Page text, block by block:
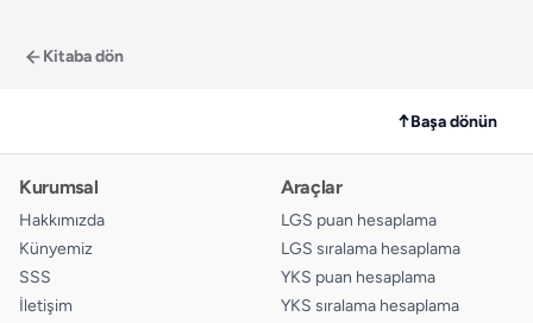
Kitaba dön
↑Başa dönün
Kurumsal
Hakkımızda
Künyemiz
SSS
İletişim
Araçlar
LGS puan hesaplama
LGS sıralama hesaplama
YKS puan hesaplama
YKS sıralama hesaplama